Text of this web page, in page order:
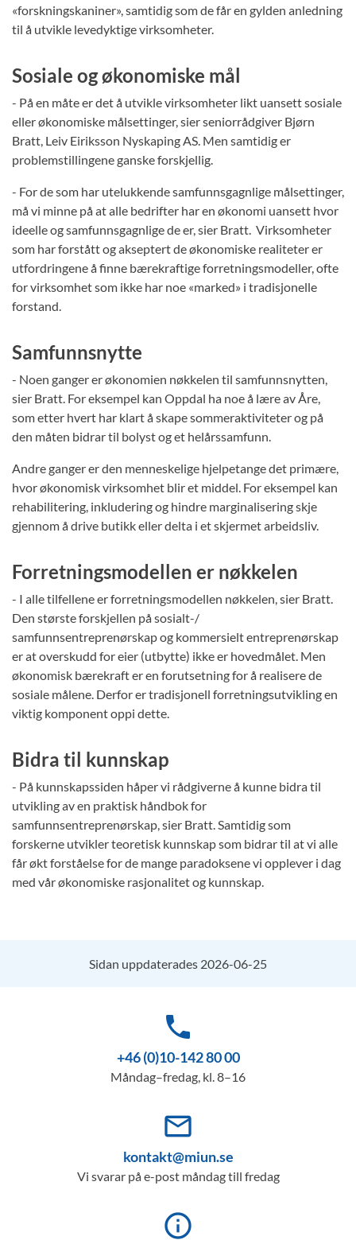
«forskningskaniner», samtidig som de får en gylden anledning
til å utvikle levedyktige virksomheter.
Sosiale og økonomiske mål
- På en måte er det å utvikle virksomheter likt uansett sosiale
eller økonomiske målsettinger, sier seniorrådgiver Bjørn
Bratt, Leiv Eiriksson Nyskaping AS. Men samtidig er
problemstillingene ganske forskjellig.
- For de som har utelukkende samfunnsgagnlige målsettinger,
må vi minne på at alle bedrifter har en økonomi uansett hvor
ideelle og samfunnsgagnlige de er, sier Bratt. Virksomheter
som har forstått og akseptert de økonomiske realiteter er
utfordringene å finne bærekraftige forretningsmodeller, ofte
for virksomhet som ikke har noe «marked» i tradisjonelle
forstand.
Samfunnsnytte
- Noen ganger er økonomien nøkkelen til samfunnsnytten,
sier Bratt. For eksempel kan Oppdal ha noe å lære av Åre,
som etter hvert har klart å skape sommeraktiviteter og på
den måten bidrar til bolyst og et helårssamfunn.
Andre ganger er den menneskelige hjelpetange det primære,
hvor økonomisk virksomhet blir et middel. For eksempel kan
rehabilitering, inkludering og hindre marginalisering skje
gjennom å drive butikk eller delta i et skjermet arbeidsliv.
Forretningsmodellen er nøkkelen
- I alle tilfellene er forretningsmodellen nøkkelen, sier Bratt.
Den største forskjellen på sosialt-/
samfunnsentreprenørskap og kommersielt entreprenørskap
er at overskudd for eier (utbytte) ikke er hovedmålet. Men
økonomisk bærekraft er en forutsetning for å realisere de
sosiale målene. Derfor er tradisjonell forretningsutvikling en
viktig komponent oppi dette.
Bidra til kunnskap
- På kunnskapssiden håper vi rådgiverne å kunne bidra til
utvikling av en praktisk håndbok for
samfunnsentreprenørskap, sier Bratt. Samtidig som
forskerne utvikler teoretisk kunnskap som bidrar til at vi alle
får økt forståelse for de mange paradoksene vi opplever i dag
med vår økonomiske rasjonalitet og kunnskap.
Sidan uppdaterades 2026-06-25
phone
+46 (0)10-142 80 00
Måndag–fredag, kl. 8–16
mail_outline
kontakt@miun.se
Vi svarar på e-post måndag till fredag
info_outline